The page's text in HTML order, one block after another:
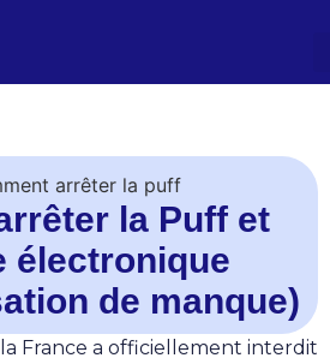
la Puff et
électronique
de manque)
France a officiellement interdit